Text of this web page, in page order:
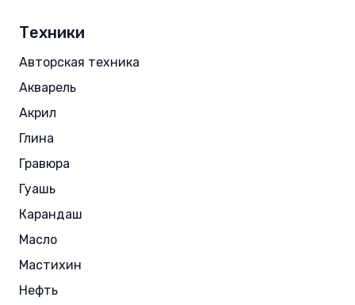
Техники
Авторская техника
Акварель
Акрил
Глина
Гравюра
Гуашь
Карандаш
Масло
Мастихин
Нефть